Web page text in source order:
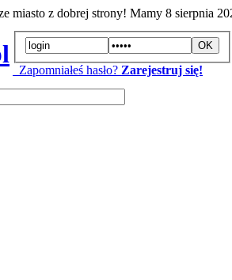
miasto z dobrej strony! Mamy 8 sierpnia
Zapomniałeś hasło? Zarejestruj się!